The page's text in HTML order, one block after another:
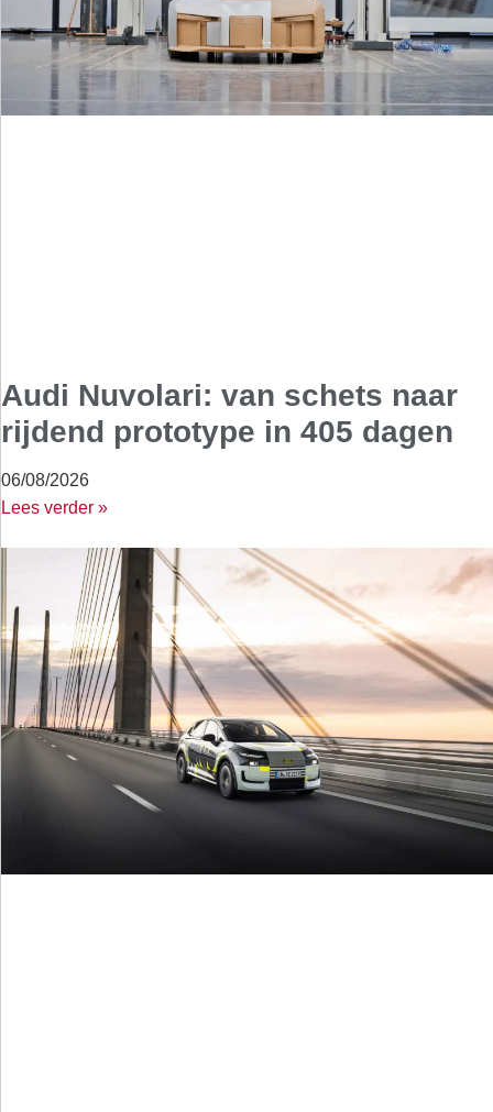
Audi Nuvolari: van schets naar
rijdend prototype in 405 dagen
06/08/2026
Lees verder »